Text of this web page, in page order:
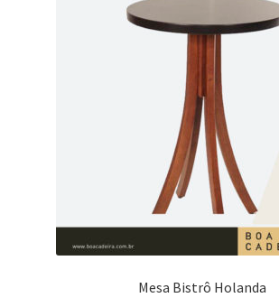
Mesa Bistrô Holanda